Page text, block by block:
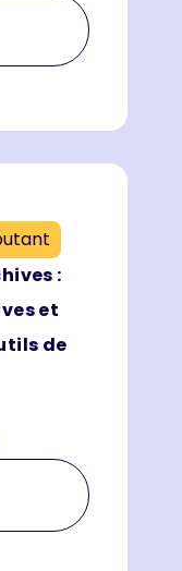
:
et
de